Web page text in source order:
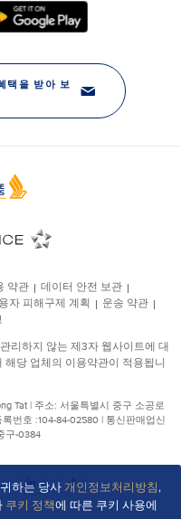
하는 당사개인정보처리방침,
쿠키 정책에 따른 쿠키 사용에